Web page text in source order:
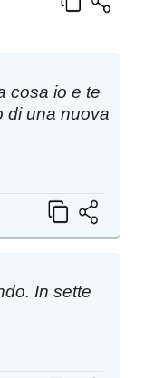
cosa io e te
di una nuova
In sette